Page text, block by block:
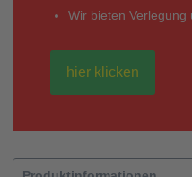
Wir bieten Verlegung
hier klicken